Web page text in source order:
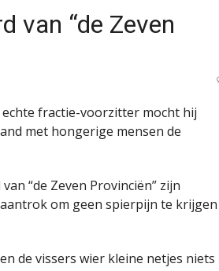
van “de Zeven
fractie-voorzitter mocht hij
met hongerige mensen de
“de Zeven Provinciën” zijn
om geen spierpijn te krijgen
de vissers wier kleine netjes niets